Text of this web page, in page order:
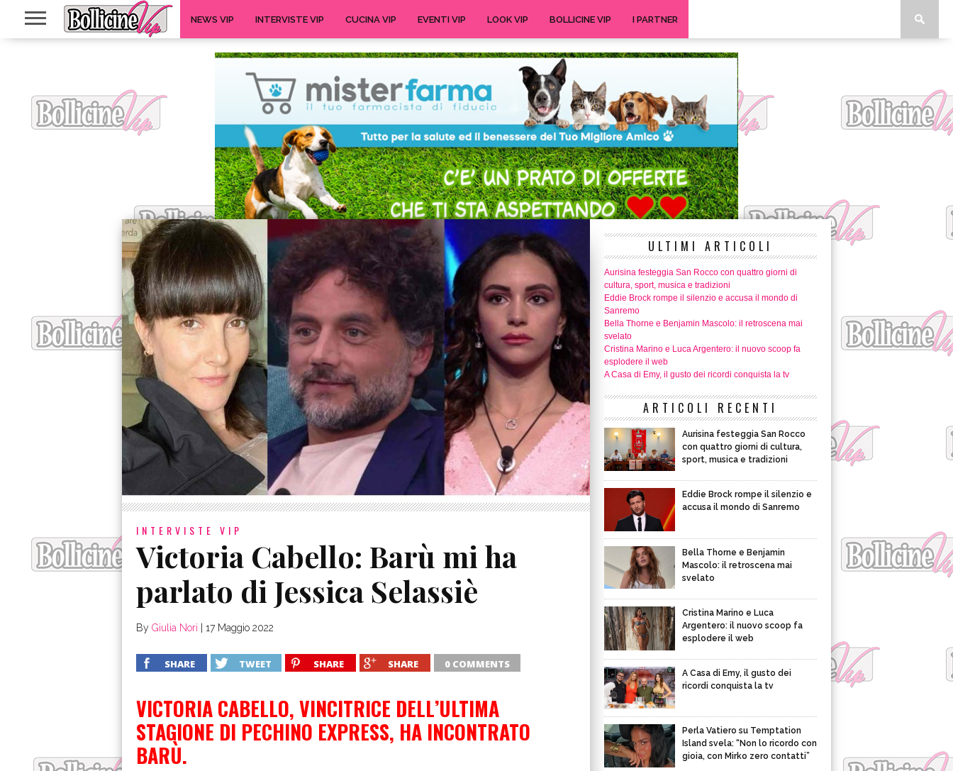
NEWS VIP INTERVISTE VIP CUCINA VIP EVENTI VIP LOOK VIP BOLLICINE VIP I PARTNER
INTERVISTE VIP
Victoria Cabello: Barù mi ha
parlato di Jessica Selassiè
By Giulia Nori 17 Maggio 2022
SHARE TWEET SHARE SHARE 0 COMMENTS
VICTORIA CABELLO, VINCITRICE DELL’ULTIMA
STAGIONE DI PECHINO EXPRESS, HA INCONTRATO
BARÙ.
ULTIMI ARTICOLI
Aurisina festeggia San Rocco con quattro giorni di
cultura, sport, musica e tradizioni
Eddie Brock rompe il silenzio e accusa il mondo di
Sanremo
Bella Thorne e Benjamin Mascolo: il retroscena mai
svelato
Cristina Marino e Luca Argentero: il nuovo scoop fa
esplodere il web
A Casa di Emy, il gusto dei ricordi conquista la tv
ARTICOLI RECENTI
Aurisina festeggia San Rocco
con quattro giorni di cultura,
sport, musica e tradizioni
Eddie Brock rompe il silenzio e
accusa il mondo di Sanremo
Bella Thorne e Benjamin
Mascolo: il retroscena mai
svelato
Cristina Marino e Luca
Argentero: il nuovo scoop fa
esplodere il web
A Casa di Emy, il gusto dei
ricordi conquista la tv
Perla Vatiero su Temptation
Island svela: “Non lo ricordo con
gioia, con Mirko zero contatti”